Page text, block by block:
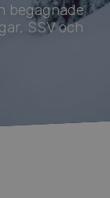
begagnade
SSV och